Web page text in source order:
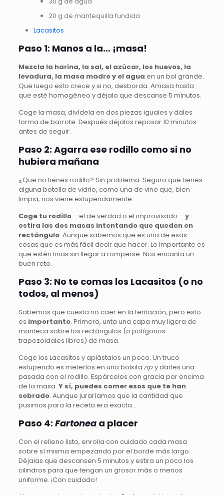
20 g de mantequilla fundida
Lacasitos
Paso 1: Manos a la… ¡masa!
Mezcla la harina, la sal, el azúcar, los huevos, la
levadura, la masa madre y el agua en un bol grande.
Que luego esto crece y si no, desborda. Amasa hasta
que esté homogéneo y déjalo que descanse 5 minutos.
Coge la masa, divídela en dos piezas iguales y dales
forma de barrote. Después déjalos reposar 10 minutos
antes de seguir.
Paso 2: Agarra ese rodillo como si no
hubiera mañana
¿Que no tienes rodillo? Sin problema. Seguro que tienes
alguna botella de vidrio, como una de vino que, bien
limpia, nos viene estupendamente.
Coge tu rodillo—el de verdad o el improvisado— y
estira las dos masas intentando que queden en
rectángulo. Aunque sabemos que es una de esas
cosas que es más fácil decir que hacer. Lo importante es
que estén finas sin llegar a romperse. Nos encanta un
buen reto.
Paso 3: No te comas los Lacasitos (o no
todos, al menos)
Sabemos que cuesta no caer en la tentación, pero esto
es importante. Primero, unta una capa muy ligera de
manteca sobre los rectángulos (o polígonos
trapezoidales libres) de masa.
Coge los Lacasitos y aplástalos un poco. Un truco
estupendo es meterlos en una bolsita zipy darles una
pasada con el rodillo. Espárcelos con gracia por encima
de la masa. Y sí, puedes comer esos que te han
sobrado. Aunque juraríamos que la cantidad que
pusimos para la receta era exacta…
Paso 4: Fartoneaa placer
Con el relleno listo, enrolla con cuidado cada masa
sobre sí misma empezando por el borde más largo.
Déjalas que descansen 5 minutos y estira un poco los
cilindros para que tengan un grosor más o menos
uniforme. ¡Con cuidado!